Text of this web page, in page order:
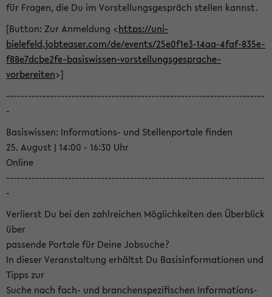
für Fragen, die Du im Vorstellungsgespräch stellen kannst.
[Button: Zur Anmeldung <https://uni-
bielefeld.jobteaser.com/de/events/25e0f1e3-14aa-4faf-835e-
f88e7dcbe2fe-basiswissen-vorstellungsgesprache-
vorbereiten>]
-----------------------------------------------------------------------
-
Basiswissen: Informations- und Stellenportale finden
25. August | 14:00 - 16:30 Uhr
Online
-----------------------------------------------------------------------
-
Verlierst Du bei den zahlreichen Möglichkeiten den Überblick
über
passende Portale für Deine Jobsuche?
In dieser Veranstaltung erhältst Du Basisinformationen und
Tipps zur
Suche nach fach- und branchenspezifischen Informations-